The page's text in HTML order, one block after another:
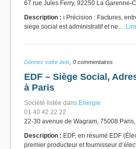
67 rue Jules Ferry, 92250 La Garenne-
Description : ℹ️ Précision : Factures,
siège social est administratif et ne…
Donnez votre avis , 0 commentaires
EDF – Siège Social,
à Paris
Société listée dans Energie
01 40 42 22 22
22-30 avenue de Wagram, 75008
Description : EDF, en résumé EDF
premier producteur et fournisseur